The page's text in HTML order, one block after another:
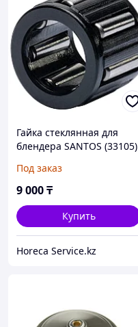
Гайка стеклянная для
блендера SANTOS (33105)
Под заказ
9 000₸
Купить
Horeca Service.kz